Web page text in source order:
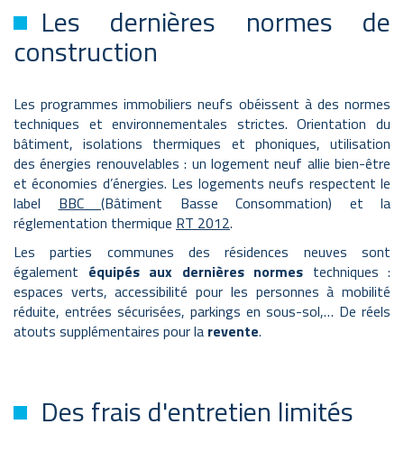
Les dernières normes de
construction
Les programmes immobiliers neufs obéissent à des normes
techniques et environnementales strictes. Orientation du
bâtiment, isolations thermiques et phoniques, utilisation
des énergies renouvelables : un logement neuf allie bien-être
et économies d’énergies. Les logements neufs respectent le
label BBC (Bâtiment Basse Consommation) et la
réglementation thermique RT 2012.
Les parties communes des résidences neuves sont
également équipés aux dernières normes techniques :
espaces verts, accessibilité pour les personnes à mobilité
réduite, entrées sécurisées, parkings en sous-sol,… De réels
atouts supplémentaires pour la revente.
Des frais d'entretien limités